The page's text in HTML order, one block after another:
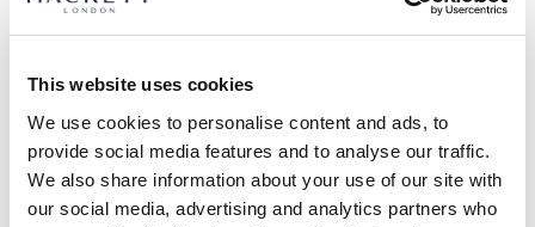
This website uses cookies
We use cookies to personalise content and ads, to
provide social media features and to analyse our traffic.
We also share information about your use of our site with
our social media, advertising and analytics partners who
L’altezza del modello è di:1.89 m
DETTAGLI PRODOTTO
SPEDIZIONE E RESI